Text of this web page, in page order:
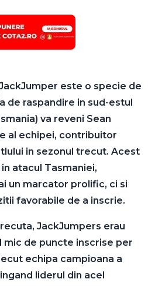
este o specie de
de raspandire in sud-estul
va reveni Sean
al echipei, contribuitor
in sezonul trecut. Acest
atacul Tasmaniei,
un marcator prolific, ci si
favorabile de a inscrie.
JackJumpers erau
de puncte inscrise per
echipa campioana a
liderul din acel